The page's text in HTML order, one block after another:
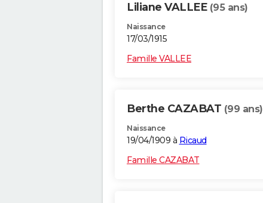
Liliane VALLEE (95 ans)
Naissance
17/03/1915
Famille VALLEE
Berthe CAZABAT (99 ans)
Naissance
19/04/1909 à Ricaud
Famille CAZABAT